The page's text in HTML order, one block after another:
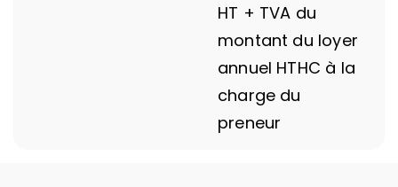
HT + TVA du
montant du loyer
annuel HTHC à la
charge du
preneur